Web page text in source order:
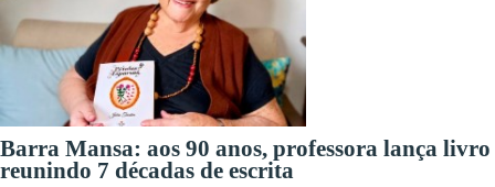
Barra Mansa: aos 90 anos, professora lança livro
reunindo 7 décadas de escrita